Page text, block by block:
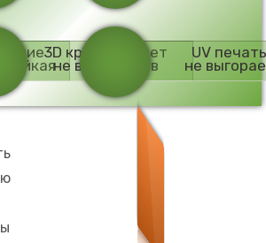
3D кромка в цвет
не видно швов
UV
не